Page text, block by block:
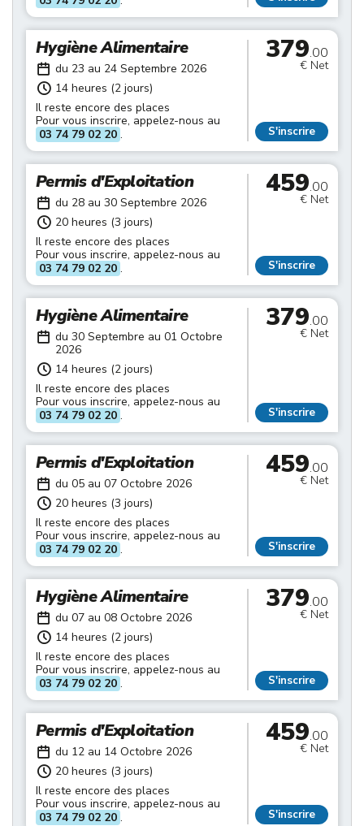
Hygiène Alimentaire
du 23 au 24 Septembre 2026
14 heures (2 jours)
Il reste encore des places
Pour vous inscrire, appelez-nous au
03 74 79 02 20 .
379.00
€ Net
S'inscrire
Permis d'Exploitation
du 28 au 30 Septembre 2026
20 heures (3 jours)
Il reste encore des places
Pour vous inscrire, appelez-nous au
03 74 79 02 20 .
459.00
€ Net
S'inscrire
Hygiène Alimentaire
du 30 Septembre au 01 Octobre
2026
14 heures (2 jours)
Il reste encore des places
Pour vous inscrire, appelez-nous au
03 74 79 02 20 .
379.00
€ Net
S'inscrire
Permis d'Exploitation
du 05 au 07 Octobre 2026
20 heures (3 jours)
Il reste encore des places
Pour vous inscrire, appelez-nous au
03 74 79 02 20 .
459.00
€ Net
S'inscrire
Hygiène Alimentaire
du 07 au 08 Octobre 2026
14 heures (2 jours)
Il reste encore des places
Pour vous inscrire, appelez-nous au
03 74 79 02 20 .
379.00
€ Net
S'inscrire
Permis d'Exploitation
du 12 au 14 Octobre 2026
20 heures (3 jours)
Il reste encore des places
Pour vous inscrire, appelez-nous au
03 74 79 02 20 .
459.00
€ Net
S'inscrire